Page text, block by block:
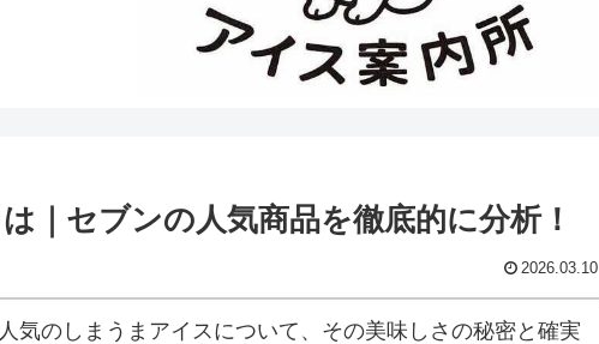
｜セブンの人気商品を徹底的に分析！
2026.03.10
気のしまうまアイスについて、その美味しさの秘密と確実